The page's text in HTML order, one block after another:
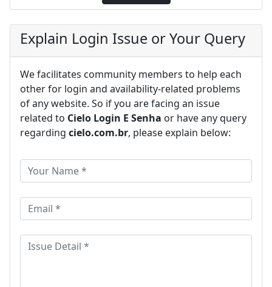
Explain Login Issue or Your Query
We facilitates community members to help each
other for login and availability-related problems
of any website. So if you are facing an issue
related to Cielo Login E Senha or have any query
regarding cielo.com.br, please explain below: